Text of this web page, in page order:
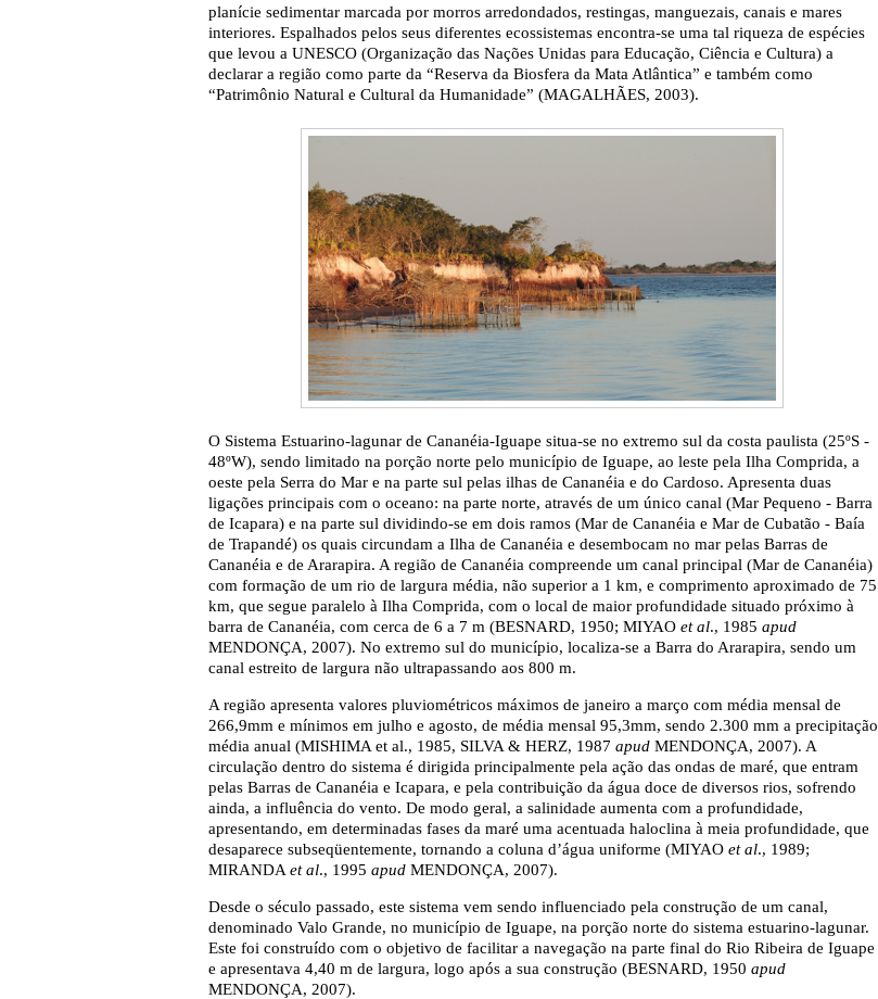
planície sedimentar marcada por morros arredondados, restingas, manguezais, canais e mares
interiores. Espalhados pelos seus diferentes ecossistemas encontra-se uma tal riqueza de espécies
que levou a UNESCO (Organização das Nações Unidas para Educação, Ciência e Cultura) a
declarar a região como parte da “Reserva da Biosfera da Mata Atlântica” e também como
“Patrimônio Natural e Cultural da Humanidade” (MAGALHÃES, 2003).
O Sistema Estuarino-lagunar de Cananéia-Iguape situa-se no extremo sul da costa paulista (25ºS -
48ºW), sendo limitado na porção norte pelo município de Iguape, ao leste pela Ilha Comprida, a
oeste pela Serra do Mar e na parte sul pelas ilhas de Cananéia e do Cardoso. Apresenta duas
ligações principais com o oceano: na parte norte, através de um único canal (Mar Pequeno - Barra
de Icapara) e na parte sul dividindo-se em dois ramos (Mar de Cananéia e Mar de Cubatão - Baía
de Trapandé) os quais circundam a Ilha de Cananéia e desembocam no mar pelas Barras de
Cananéia e de Ararapira. A região de Cananéia compreende um canal principal (Mar de Cananéia)
com formação de um rio de largura média, não superior a 1 km, e comprimento aproximado de 75
km, que segue paralelo à Ilha Comprida, com o local de maior profundidade situado próximo à
barra de Cananéia, com cerca de 6 a 7 m (BESNARD, 1950; MIYAO et al., 1985 apud
MENDONÇA, 2007). No extremo sul do município, localiza-se a Barra do Ararapira, sendo um
canal estreito de largura não ultrapassando aos 800 m.
A região apresenta valores pluviométricos máximos de janeiro a março com média mensal de
266,9mm e mínimos em julho e agosto, de média mensal 95,3mm, sendo 2.300 mm a precipitação
média anual (MISHIMA et al., 1985, SILVA & HERZ, 1987 apud MENDONÇA, 2007). A
circulação dentro do sistema é dirigida principalmente pela ação das ondas de maré, que entram
pelas Barras de Cananéia e Icapara, e pela contribuição da água doce de diversos rios, sofrendo
ainda, a influência do vento. De modo geral, a salinidade aumenta com a profundidade,
apresentando, em determinadas fases da maré uma acentuada haloclina à meia profundidade, que
desaparece subseqüentemente, tornando a coluna d’água uniforme (MIYAO et al., 1989;
MIRANDA et al., 1995 apud MENDONÇA, 2007).
Desde o século passado, este sistema vem sendo influenciado pela construção de um canal,
denominado Valo Grande, no município de Iguape, na porção norte do sistema estuarino-lagunar.
Este foi construído com o objetivo de facilitar a navegação na parte final do Rio Ribeira de Iguape
e apresentava 4,40 m de largura, logo após a sua construção (BESNARD, 1950 apud
MENDONÇA, 2007).